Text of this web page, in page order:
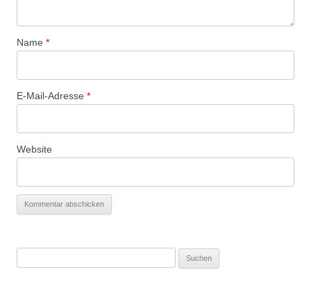
Name *
E-Mail-Adresse *
Website